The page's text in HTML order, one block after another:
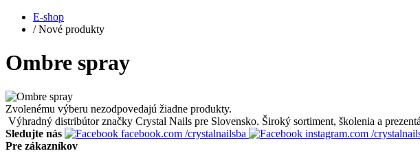
E-shop
/ Nové produkty
Ombre spray
Zvolenému výberu nezodpovedajú žiadne produkty.
Výhradný distribútor značky Crystal Nails pre Slovensko. Široký sortiment, školenia a
Sledujte nás
facebook.com /crystalnailsba instagram.com /
Pre zákazníkov